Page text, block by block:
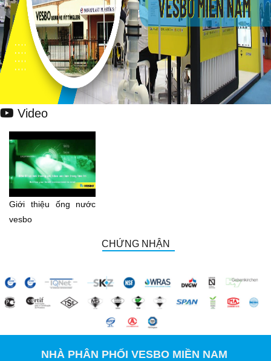
Video
Giới thiệu ống nước
vesbo
CHỨNG NHẬN
NHÀ PHÂN PHỐI VESBO MIỀN NAM